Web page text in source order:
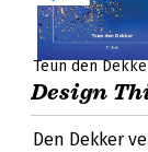
Teun den
Design
Den Dekker